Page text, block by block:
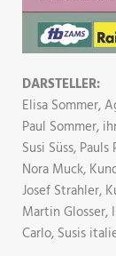
DARSTELLER:
Elisa Sommer,
Paul Sommer,
Susi Süss,
Nora Muck,
Josef Strahler,
Martin Glosser,
Carlo, Susis